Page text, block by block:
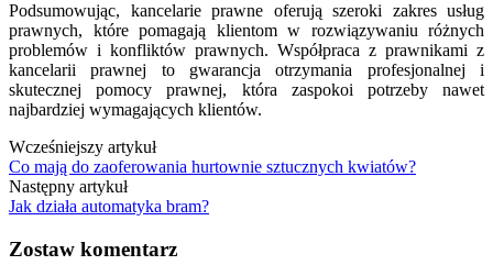
Podsumowując, kancelarie prawne oferują szeroki zakres usług
prawnych, które pomagają klientom w rozwiązywaniu różnych
problemów i konfliktów prawnych. Współpraca z prawnikami z
kancelarii prawnej to gwarancja otrzymania profesjonalnej i
skutecznej pomocy prawnej, która zaspokoi potrzeby nawet
najbardziej wymagających klientów.
Wcześniejszy artykuł
Co mają do zaoferowania hurtownie sztucznych kwiatów?
Następny artykuł
Jak działa automatyka bram?
Zostaw komentarz